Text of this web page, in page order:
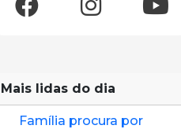
Mais lidas do dia
Família procura por